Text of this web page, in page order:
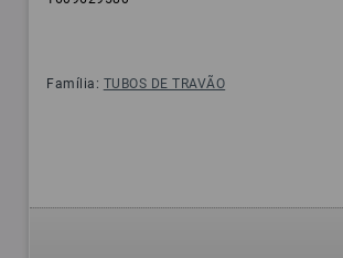
Família: TUBOS DE TRAVÃO